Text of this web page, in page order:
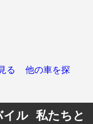
る
他の車を探
イル 私たちと